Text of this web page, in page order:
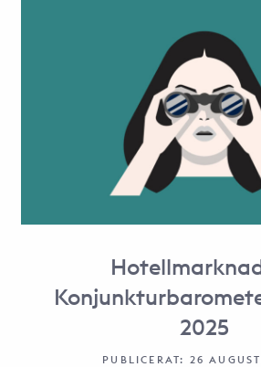
2025
PUBLICERAT: 26